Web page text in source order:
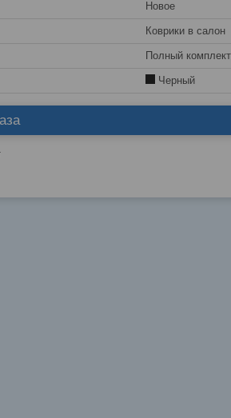
Новое
Коврики в салон
Полный комплект
Черный